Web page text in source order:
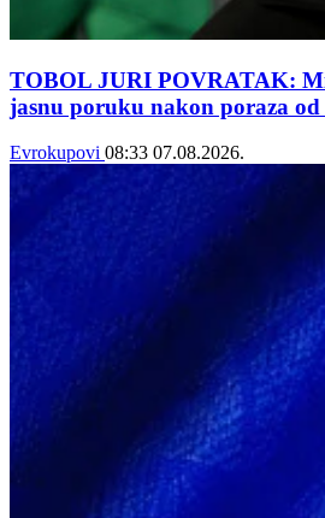
TOBOL JURI POVRATAK:
jasnu poruku nakon poraza
Evrokupovi 08:33 07.08.2026.